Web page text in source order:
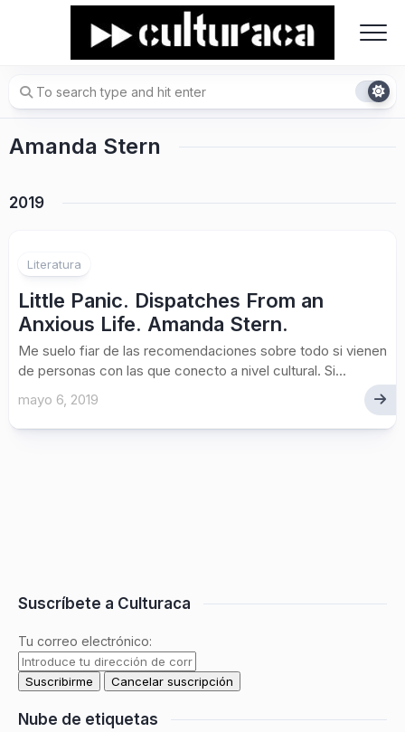
Amanda Stern
2019
Literatura
Little Panic. Dispatches From an
Anxious Life. Amanda Stern.
Me suelo fiar de las recomendaciones sobre todo si vienen
de personas con las que conecto a nivel cultural. Si...
mayo 6, 2019
Suscríbete a Culturaca
Tu correo electrónico:
Nube de etiquetas